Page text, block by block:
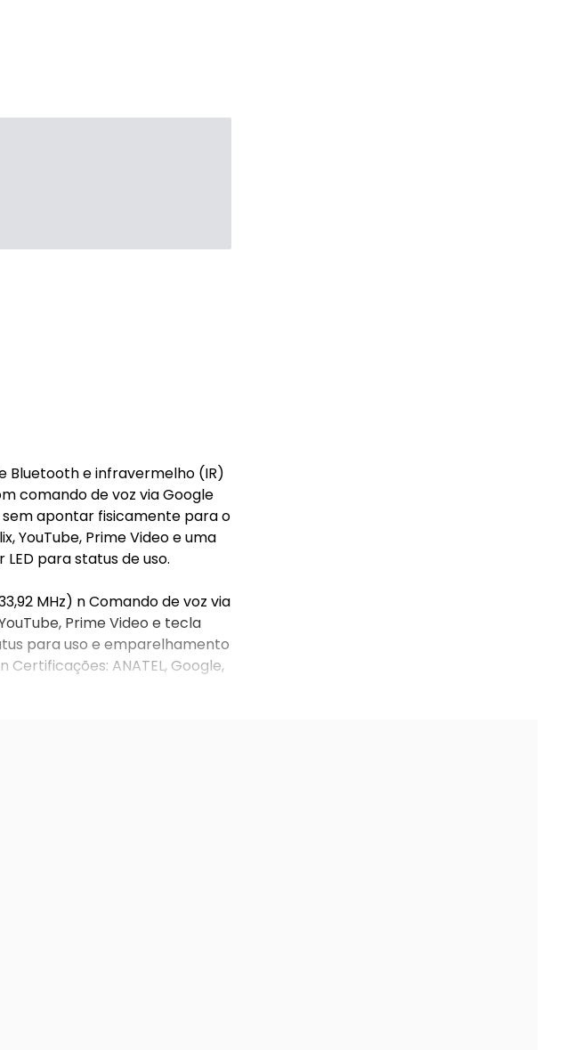
Bluetooth e infravermelho (IR)
comando de voz via Google
apontar fisicamente para o
YouTube, Prime Video e uma
para status de uso.
MHz) n Comando de voz via
Prime Video e tecla
para uso e emparelhamento
ANATEL, Google,